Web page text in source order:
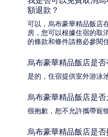
額退款？
可以，烏布豪華精品飯店
房，您可以根據住宿的取
的條款和條件請務必參閱
烏布豪華精品飯店是否
是的，住宿提供室外游泳池
烏布豪華精品飯店是否
很抱歉，恕不允許攜帶寵
烏布豪華精品飯店是